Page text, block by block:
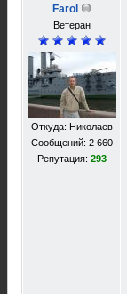
Farol
Ветеран
Откуда: Николаев
Сообщений: 2 660
Репутация: 293